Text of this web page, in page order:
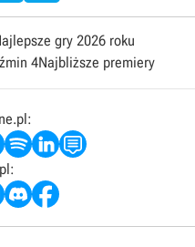
gry 2026 roku
4Najbliższe premiery